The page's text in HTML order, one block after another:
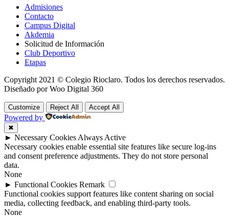
Admisiones
Contacto
Campus Digital
Akdemia
Solicitud de Información
Club Deportivo
Etapas
Copyright 2021 © Colegio Rioclaro. Todos los derechos reservados.
Diseñado por Woo Digital 360
Customize Reject All Accept All
Powered by
✖
► Necessary Cookies Always Active
Necessary cookies enable essential site features like secure log-ins
and consent preference adjustments. They do not store personal
data.
None
► Functional Cookies Remark
Functional cookies support features like content sharing on social
media, collecting feedback, and enabling third-party tools.
None